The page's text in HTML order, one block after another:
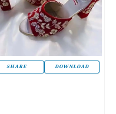
SHARE DOWNLOAD